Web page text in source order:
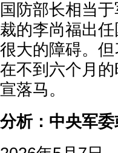
国防部长相当
裁的李尚福出
很大的障碍。
在不到六个月
宣落马。
分析：中央军